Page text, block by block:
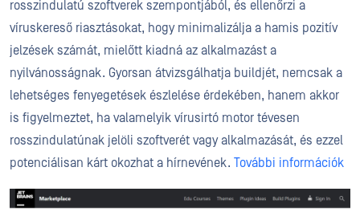
rosszindulatú szoftverek szempontjából, és ellenőrzi a
víruskereső riasztásokat, hogy minimalizálja a hamis pozitív
jelzések számát, mielőtt kiadná az alkalmazást a
nyilvánosságnak. Gyorsan átvizsgálhatja buildjét, nemcsak a
lehetséges fenyegetések észlelése érdekében, hanem akkor
is figyelmeztet, ha valamelyik vírusirtó motor tévesen
rosszindulatúnak jelöli szoftverét vagy alkalmazását, és ezzel
potenciálisan kárt okozhat a hírnevének. További információk